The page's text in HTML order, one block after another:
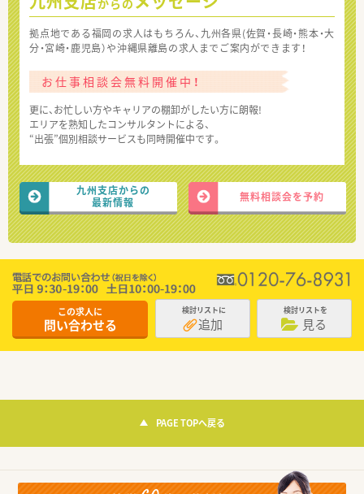
拠点地である福岡の求人はもちろん、九州各県(佐賀・長崎・熊本・大
分・宮崎・鹿児島）や沖縄県離島の求人までご案内ができます！
お仕事相談会無料開催中！
更に、お忙しい方やキャリアの棚卸がしたい方に朗報!
エリアを熟知したコンサルタントによる、
“出張”個別相談サービスも同時開催中です。
九州支店からの
最新情報
無料相談会を予約
この求人に
問い合わせる
検討リストに
追加
検討リストを
見る
PAGE TOPへ戻る